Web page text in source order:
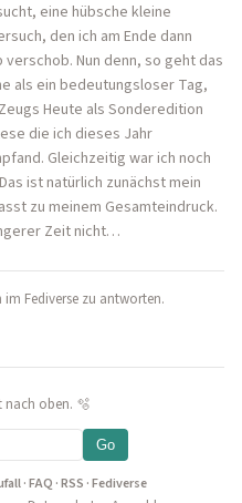
eine hübsche kleine
den ich am Ende dann
Nun denn, so geht das
als ein bedeutungsloser Tag,
Heute als Sonderedition
die ich dieses Jahr
Gleichzeitig war ich noch
ist natürlich zunächst mein
zu meinem Gesamteindruck.
Zeit nicht…
im Fediverse zu antworten.
nach oben. 🫧
Go
·FAQ ·RSS ·Fediverse